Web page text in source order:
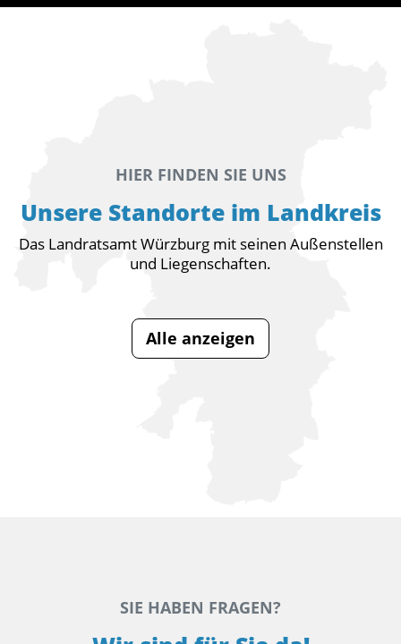
HIER FINDEN SIE UNS
Unsere Standorte im Landkreis
Das Landratsamt Würzburg mit seinen Außenstellen
und Liegenschaften.
Alle anzeigen
SIE HABEN FRAGEN?